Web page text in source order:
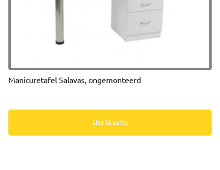
Manicuretafel Salavas, ongemonteerd
Lire la suite